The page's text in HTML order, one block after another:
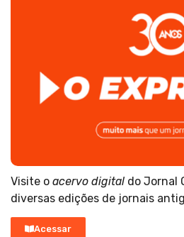
Visite o acervo digital do Jornal
diversas edições de jornais
Acessar